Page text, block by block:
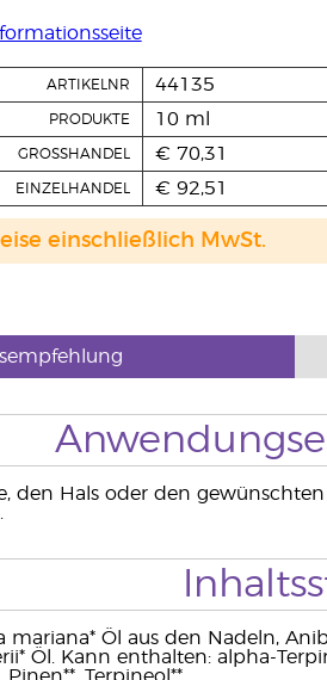
ARTIKELNR 44135
PRODUKTE 10 ml
GROSSHANDEL € 70,31
EINZELHANDEL € 92,51
einschließlich MwSt.
den Hals oder den
mariana* Öl aus den Nadeln,
Öl. Kann enthalten: alpha-